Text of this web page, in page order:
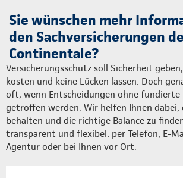
Sie wünschen mehr
den Sachversicherungen
Continentale?
Versicherungsschutz soll Sicherheit
kosten und keine Lücken lassen. Doch
oft, wenn Entscheidungen ohne fundierte
getroffen werden. Wir helfen Ihnen dabei,
behalten und die richtige Balance zu
transparent und flexibel: per Telefon, E-
Agentur oder bei Ihnen vor Ort.